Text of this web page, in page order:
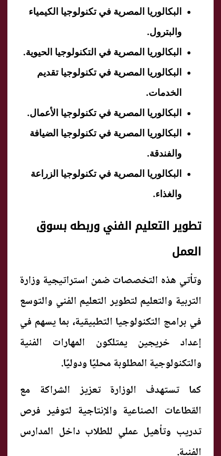
البكالوريا المصرية في تكنولوجيا الكيمياء
والبترول.
البكالوريا المصرية في التكنولوجيا الحيوية.
البكالوريا المصرية في تكنولوجيا تقديم
الخدمات.
البكالوريا المصرية في تكنولوجيا الأعمال.
البكالوريا المصرية في تكنولوجيا الضيافة
والفندقة.
البكالوريا المصرية في تكنولوجيا الزراعة
والغذاء.
تطوير التعليم الفني وربطه بسوق
العمل
وتأتي هذه التخصصات ضمن استراتيجية وزارة
التربية والتعليم لتطوير التعليم الفني والتوسع
في برامج التكنولوجيا التطبيقية، بما يسهم في
إعداد خريجين يمتلكون المهارات الفنية
والتكنولوجية المطلوبة محليًا ودوليًا.
كما تستهدف الوزارة تعزيز الشراكة مع
القطاعات الصناعية والإنتاجية لتوفير فرص
تدريب وتأهيل عملي للطلاب داخل المدارس